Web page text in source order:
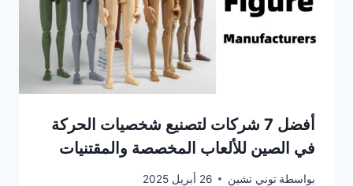
أفضل 7 شركات لتصنيع شخصيات الحركة
في الصين للألعاب المخصصة والمقتنيات
بواسطة توني تشين 26 أبريل 2025